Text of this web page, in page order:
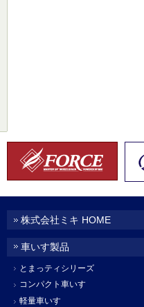
株式会社ミキ HOME
車いす製品
とまっティシリーズ
コンパクト車いす
軽量車いす